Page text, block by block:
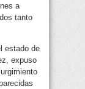
a
tanto
estado de
expuso